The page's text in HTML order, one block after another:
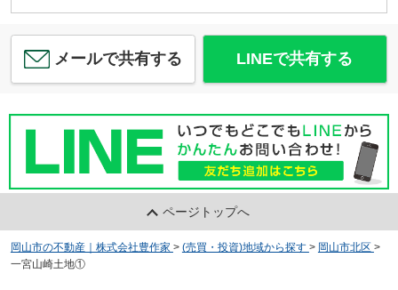
メールで共有する LINEで共有する
ページトップへ
岡山市の不動産｜株式会社豊作家 > (売買・投資)地域から探す > 岡山市北区 >
一宮山崎土地①